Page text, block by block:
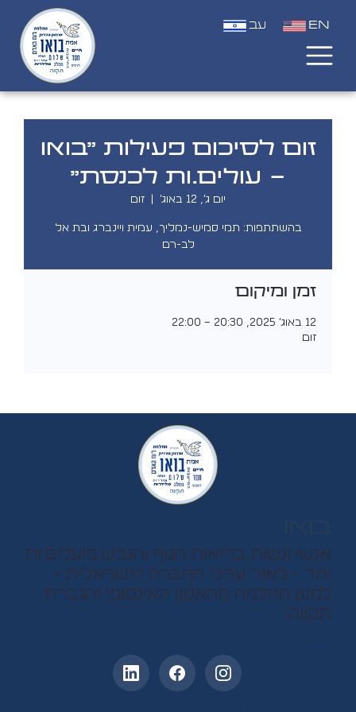
עב EN
זום לסיכום פעילות "בואו
- עולים.ות לכנסת"
יום ג׳, 12 באוג׳ זום
בהשתתפות: תמי סמיש-נמליך, עמית ויינברג ובת אל
לב-רם
זמן ומיקום
12 באוג׳ 2025, 20:30 – 22:00
זום
אנשי ונשות בריאות הגוף והנפש פועלים.ות
יחד - לאור ערכי החברה הישראלית -
למען החלמה מהאסון האינסופי והגברת
תקווה.